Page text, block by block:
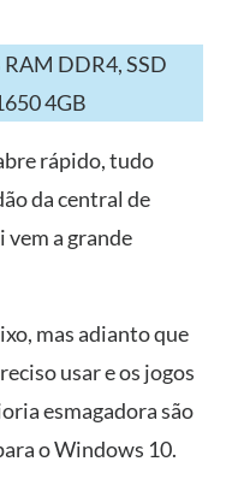
DDR4, SSD
4GB
rápido, tudo
da central de
vem a grande
mas adianto que
usar e os jogos
esmagadora são
o Windows 10.